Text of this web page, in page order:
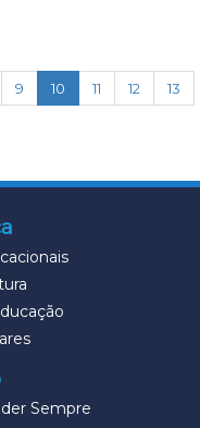
9 10 (current)
11 12
13
Sempre